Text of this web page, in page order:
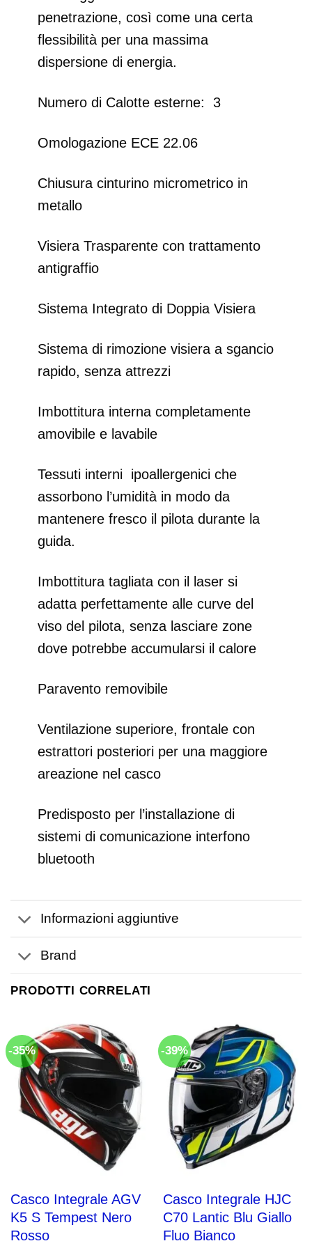
penetrazione, così come una certa
flessibilità per una massima
dispersione di energia.
Numero di Calotte esterne: 3
Omologazione ECE 22.06
Chiusura cinturino micrometrico in
metallo
Visiera Trasparente con trattamento
antigraffio
Sistema Integrato di Doppia Visiera
Sistema di rimozione visiera a sgancio
rapido, senza attrezzi
Imbottitura interna completamente
amovibile e lavabile
Tessuti interni ipoallergenici che
assorbono l’umidità in modo da
mantenere fresco il pilota durante la
guida.
Imbottitura tagliata con il laser si
adatta perfettamente alle curve del
viso del pilota, senza lasciare zone
dove potrebbe accumularsi il calore
Paravento removibile
Ventilazione superiore, frontale con
estrattori posteriori per una maggiore
areazione nel casco
Predisposto per l’installazione di
sistemi di comunicazione interfono
bluetooth
Informazioni aggiuntive
Brand
PRODOTTI CORRELATI
-35%
Casco Integrale AGV
K5 S Tempest Nero
Rosso
-39%
Casco Integrale HJC
C70 Lantic Blu Giallo
Fluo Bianco